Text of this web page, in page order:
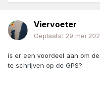
Viervoeter
Geplaatst 29 mei
is er een voordeel aan om
te schrijven op de GPS?